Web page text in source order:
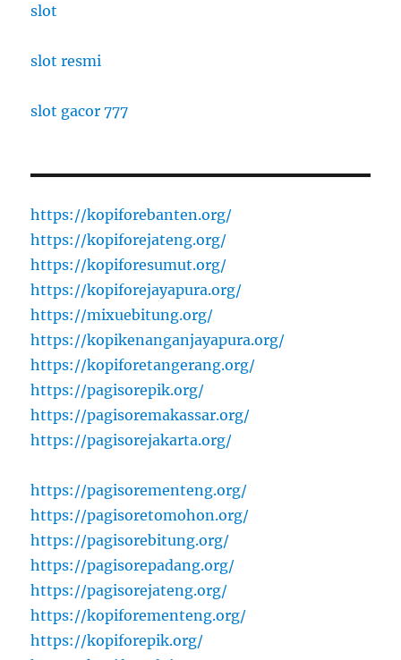
slot
slot resmi
slot gacor 777
https://kopiforebanten.org/
https://kopiforejateng.org/
https://kopiforesumut.org/
https://kopiforejayapura.org/
https://mixuebitung.org/
https://kopikenanganjayapura.org/
https://kopiforetangerang.org/
https://pagisorepik.org/
https://pagisoremakassar.org/
https://pagisorejakarta.org/
https://pagisorementeng.org/
https://pagisoretomohon.org/
https://pagisorebitung.org/
https://pagisorepadang.org/
https://pagisorejateng.org/
https://kopiforementeng.org/
https://kopiforepik.org/